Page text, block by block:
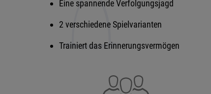
Eine spannende Verfolgungsjagd
2 verschiedene Spielvarianten
Trainiert das Erinnerungsvermögen